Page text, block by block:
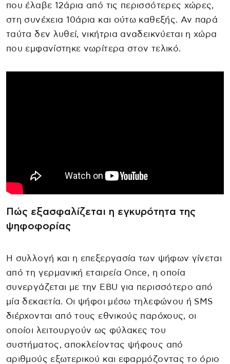
που έλαβε 12άρια από τις περισσότερες χώρες,
στη συνέχεια 10άρια και ούτω καθεξής. Αν παρά
ταύτα δεν λυθεί, νικήτρια αναδεικνύεται η χώρα
που εμφανίστηκε νωρίτερα στον τελικό.
Πώς εξασφαλίζεται η εγκυρότητα της
ψηφοφορίας
Η συλλογή και η επεξεργασία των ψήφων γίνεται
από τη γερμανική εταιρεία Once, η οποία
συνεργάζεται με την EBU για περισσότερο από
μία δεκαετία. Οι ψήφοι μέσω τηλεφώνου ή SMS
διέρχονται από τους εθνικούς παρόχους, οι
οποίοι λειτουργούν ως φύλακες του
συστήματος, αποκλείοντας ψήφους από
αριθμούς εξωτερικού και εφαρμόζοντας το όριο